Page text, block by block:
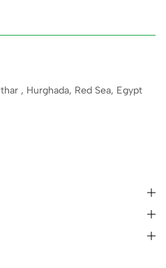
, Hurghada, Red Sea, Egypt